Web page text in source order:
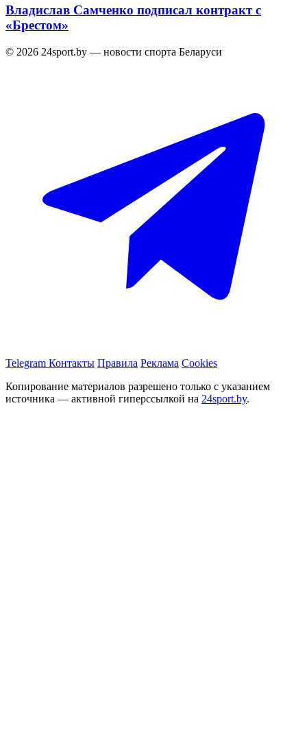
Владислав Самченко подписал контракт с
«Брестом»
© 2026 24sport.by — новости спорта Беларуси
Telegram Контакты Правила Реклама Cookies
Копирование материалов разрешено только с указанием
источника — активной гиперссылкой на 24sport.by.